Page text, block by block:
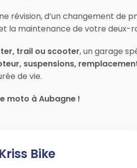
révision, d’un changement de
la maintenance de votre deux-
trail ou scooter, un garage
suspensions,
de vie.
moto à Aubagne !
Bike